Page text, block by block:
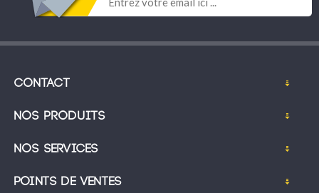
Contact
Nos produits
Nos services
Points de ventes